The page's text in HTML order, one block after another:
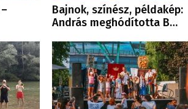
Bajnok, színész, példakép:
András meghódította B…